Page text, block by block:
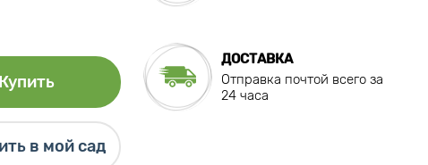
Купить
в мой сад
ДОСТАВКА
Отправка почтой всего за
24 часа